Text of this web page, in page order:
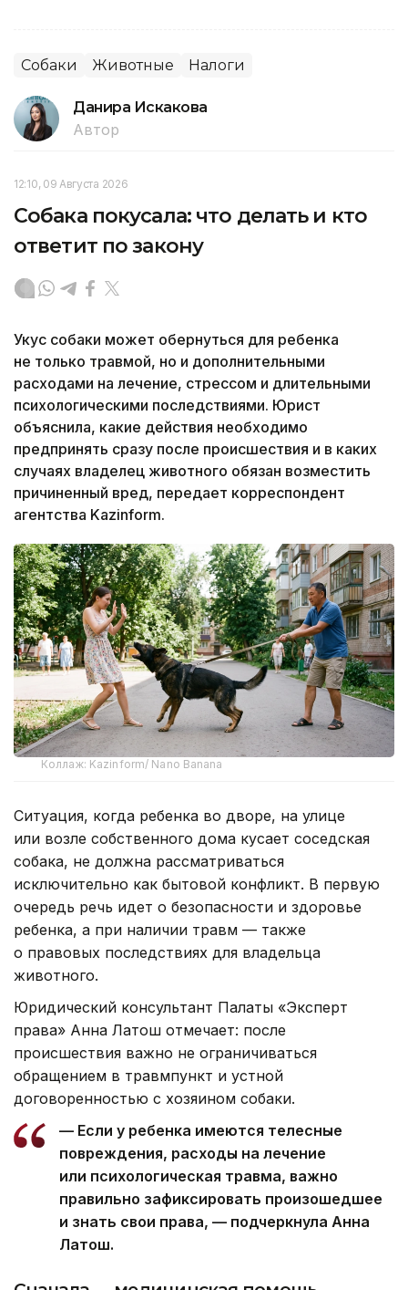
Собаки Животные Налоги
Данира Искакова
Автор
12:10, 09 Августа 2026
Собака покусала: что делать и кто
ответит по закону
Укус собаки может обернуться для ребенка
не только травмой, но и дополнительными
расходами на лечение, стрессом и длительными
психологическими последствиями. Юрист
объяснила, какие действия необходимо
предпринять сразу после происшествия и в каких
случаях владелец животного обязан возместить
причиненный вред, передает корреспондент
агентства Kazinform.
Коллаж: Kazinform/ Nano Banana
Ситуация, когда ребенка во дворе, на улице
или возле собственного дома кусает соседская
собака, не должна рассматриваться
исключительно как бытовой конфликт. В первую
очередь речь идет о безопасности и здоровье
ребенка, а при наличии травм — также
о правовых последствиях для владельца
животного.
Юридический консультант Палаты «Эксперт
права» Анна Латош отмечает: после
происшествия важно не ограничиваться
обращением в травмпункт и устной
договоренностью с хозяином собаки.
— Если у ребенка имеются телесные
повреждения, расходы на лечение
или психологическая травма, важно
правильно зафиксировать произошедшее
и знать свои права, — подчеркнула Анна
Латош.